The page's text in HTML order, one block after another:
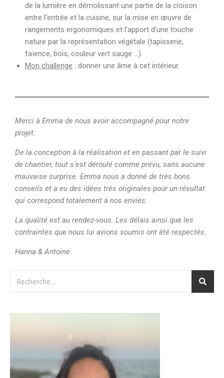
de la lumière en démolissant une partie de la cloison
entre l’entrée et la cuisine, sur la mise en œuvre de
rangements ergonomiques et l’apport d’une touche
nature par la représentation végétale (tapisserie,
faïence, bois, couleur vert sauge …).
Mon challenge : donner une âme à cet intérieur.
Merci à Emma de nous avoir accompagné pour notre
projet.
De la conception à la réalisation et en passant par le suivi
de chantier, tout s’est déroulé comme prévu, sans aucune
mauvaise surprise. Emma nous a donné de très bons
conseils et a eu des idées très originales pour un résultat
qui correspond totalement à nos envies.
La qualité est au rendez-vous. Les délais ainsi que les
contraintes que nous lui avions soumis ont été respectés.
Hanna & Antoine